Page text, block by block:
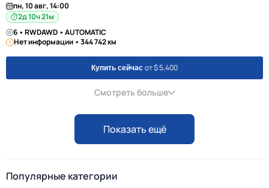
пн, 10 авг, 14:00
2д 10ч 21м
6 • RWDAWD • AUTOMATIC
Нет информации • 344 742 км
Купить сейчас от $ 5,400
Смотреть больше
Показать ещё
Популярные категории